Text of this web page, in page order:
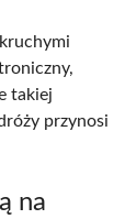
takiej
przynosi
na